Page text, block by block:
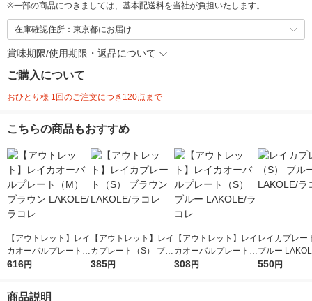
※一部の商品につきましては、基本配送料を当社が負担いたします。
在庫確認住所：東京都にお届け
賞味期限/使用期限・返品について
ご購入について
おひとり様 1回のご注文につき120点まで
こちらの商品もおすすめ
【アウトレット】レイ
カオーバルプレート
（M） ブラウン LAKO
616円
【アウトレット】レイ
カプレート（S） ブラ
ウン LAKOLE/ラコレ
385円
【アウトレット】レイ
カオーバルプレート
（S） ブルー LAKOL
308円
レイカプレー
ブルー
レ
550円
商品説明